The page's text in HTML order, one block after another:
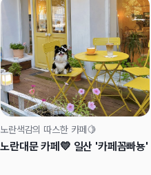
노란색감의 따스한 카페🍋
노란대문 카페💛 일산 '카페꼼빠뇽'